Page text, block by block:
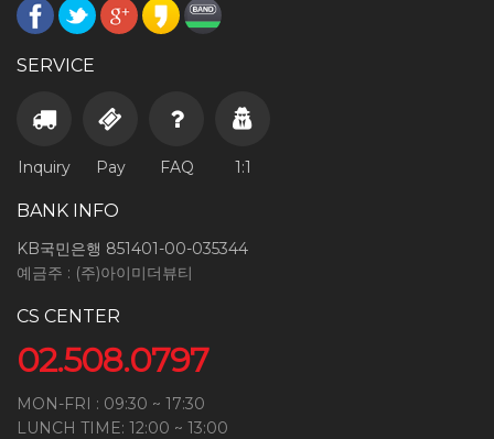
약관의 내용은 이용자가 연결화면을 통하여 볼 수
있도록 할 수 있습니다.
"몰"은 이용자가 약관에 동의하기에 앞서 약관에
등과 같은 중요한 내용을 이용자가 이해할 수 있도록
별도의 연결화면 또는 팝업화면 등을 제공하여 이용자의
확인을 구하여야 합니다.
법률」, 「약관의 규제에 관한 법률」, 「전자문서 및
「전자서명법」, 「정보통신망 이용촉진 및 정보보호
등에 관한 법률」, 「방문판매 등에 관한 법률」,
「소비자기본법」 등 관련 법을 위배하지 않는 범위에서
"몰"이 약관을 개정할 경우에는 적용일자 및 개정사유를
명시하여 현행약관과 함께 몰의 초기화면에 그 적용일자
7일 이전부터 적용일자 전일까지 공지합니다. 다만,
이용자에게 불리하게 약관내용을 변경하는 경우에는
SERVICE
Inquiry Pay FAQ 1:1
BANK INFO
KB국민은행 851401-00-035344
예금주 : (주)아이미더뷰티
CS CENTER
02.508.0797
MON-FRI : 09:30 ~ 17:30
LUNCH TIME: 12:00 ~ 13:00